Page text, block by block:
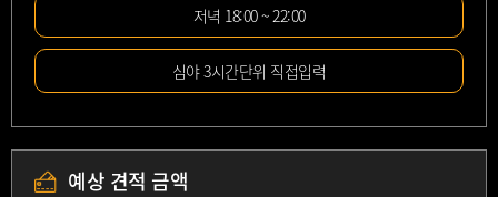
저녁 18:00 ~ 22:00
심야 3시간단위 직접입력
예상 견적 금액